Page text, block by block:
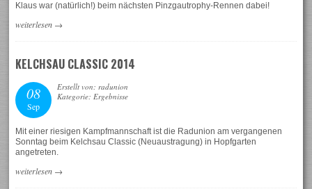
Klaus war (natürlich!) beim nächsten Pinzgautrophy-Rennen dabei!
weiterlesen →
KELCHSAU CLASSIC 2014
08
Sep
Erstellt von: radunion
Kategorie: Ergebnisse
Mit einer riesigen Kampfmannschaft ist die Radunion am vergangenen
Sonntag beim Kelchsau Classic (Neuaustragung) in Hopfgarten
angetreten.
weiterlesen →